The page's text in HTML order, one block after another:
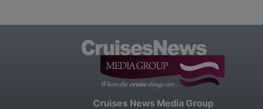
Cruises News Media Group